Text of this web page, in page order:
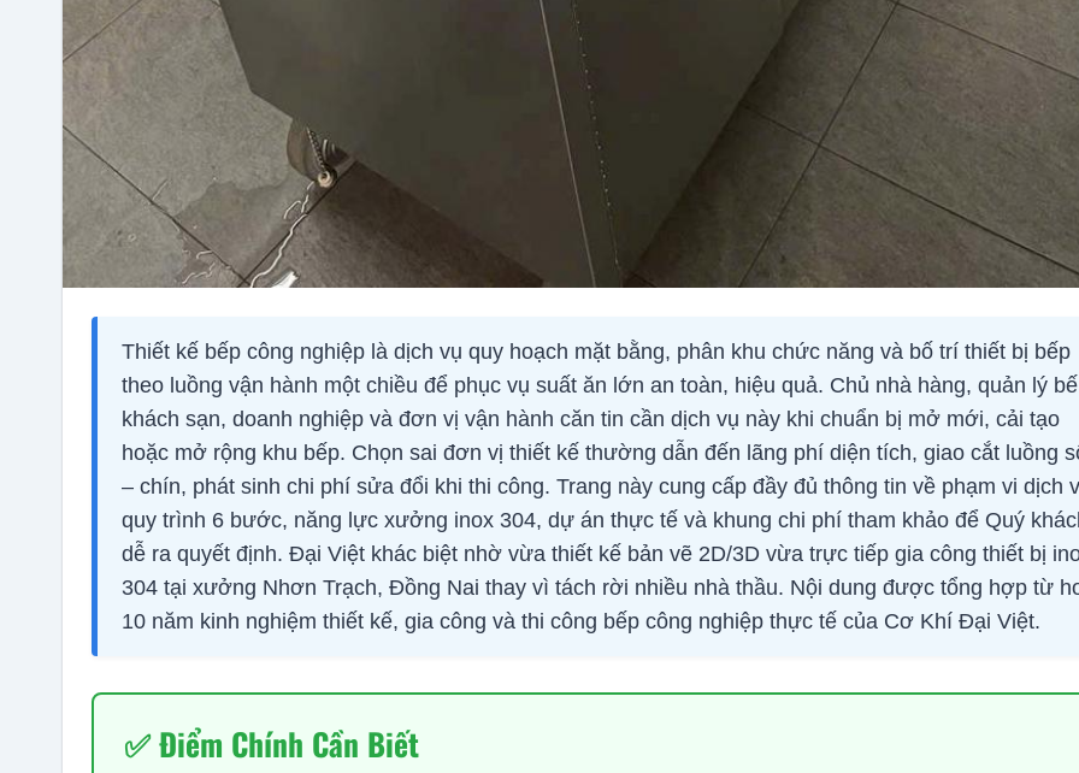
Thiết kế bếp công nghiệp là dịch vụ quy hoạch mặt bằng, phân khu chức năng và bố trí thiết bị bếp
theo luồng vận hành một chiều để phục vụ suất ăn lớn an toàn, hiệu quả. Chủ nhà hàng, quản lý
khách sạn, doanh nghiệp và đơn vị vận hành căn tin cần dịch vụ này khi chuẩn bị mở mới, cải tạo
hoặc mở rộng khu bếp. Chọn sai đơn vị thiết kế thường dẫn đến lãng phí diện tích, giao cắt luồng
– chín, phát sinh chi phí sửa đổi khi thi công. Trang này cung cấp đầy đủ thông tin về phạm vi dịch
quy trình 6 bước, năng lực xưởng inox 304, dự án thực tế và khung chi phí tham khảo để Quý
dễ ra quyết định. Đại Việt khác biệt nhờ vừa thiết kế bản vẽ 2D/3D vừa trực tiếp gia công thiết bị
304 tại xưởng Nhơn Trạch, Đồng Nai thay vì tách rời nhiều nhà thầu. Nội dung được tổng hợp từ
10 năm kinh nghiệm thiết kế, gia công và thi công bếp công nghiệp thực tế của Cơ Khí Đại Việt.
✅ Điểm Chính Cần Biết